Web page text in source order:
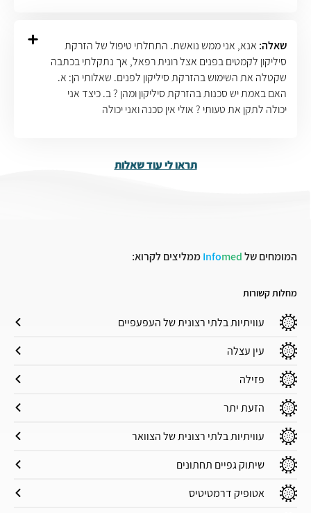
שאלה: אנא, אני ממש נואשת. התחלתי טיפול של הזרקת
סיליקון לקמטים בפנים אצל רונית רפאל, אך נתקלתי בכתבה
שקטלה את השימוש בהזרקת סיליקון לפנים. שאלותי הן: א.
האם באמת יש סכנות בהזרקת סיליקון ומהן ? ב. כיצד אני
יכולה לתקן את טעותי ? אולי אין סכנה ואני יכולה
תראו לי עוד שאלות
המומחים של Infomed ממליצים לקרוא:
מחלות קשורות
עוויתיות בלתי רצונית של העפעפיים
עין עצלה
פזילה
הזעת יתר
עוויתיות בלתי רצונית של הצוואר
שיתוק גפיים תחתונים
אטופיק דרמטיטיס